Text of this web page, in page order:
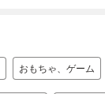
おもちゃ、ゲーム